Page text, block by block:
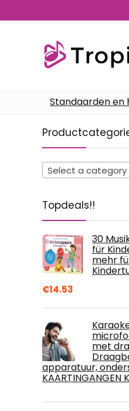
Standaarden en
Select a category
Topdeals!!
30
für
mehr
€14.53
met
apparatuur,
KAARTINGANGEN